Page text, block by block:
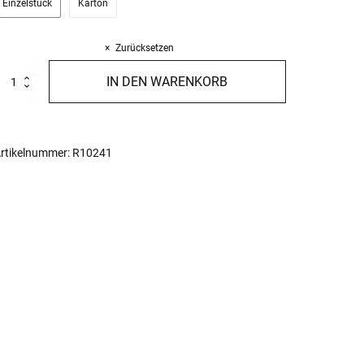
Einzelstück Karton
Zurücksetzen
IN DEN WARENKORB
R10241